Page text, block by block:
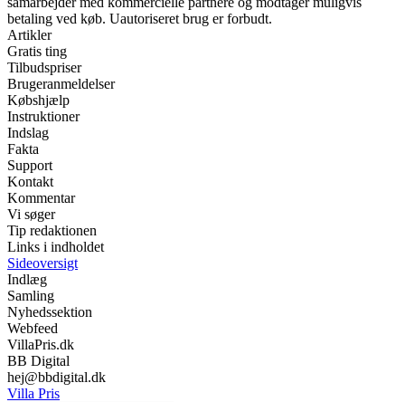
betaling ved køb. Uautoriseret brug er forbudt.
Artikler
Gratis ting
Tilbudspriser
Brugeranmeldelser
Købshjælp
Instruktioner
Indslag
Fakta
Support
Kontakt
Kommentar
Vi søger
Tip redaktionen
Links i indholdet
Sideoversigt
Indlæg
Samling
Nyhedssektion
Webfeed
VillaPris.dk
BB Digital
hej@bbdigital.dk
Villa Pris